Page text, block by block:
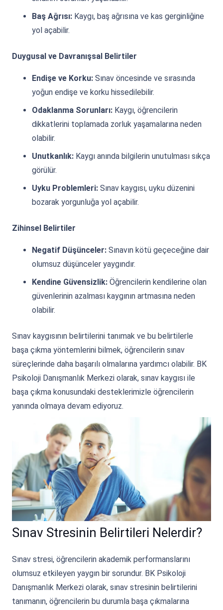
Baş Ağrısı: Kaygı, baş ağrısına ve kas gerginliğine
yol açabilir.
Duygusal ve Davranışsal Belirtiler
Endişe ve Korku: Sınav öncesinde ve sırasında
yoğun endişe ve korku hissedilebilir.
Odaklanma Sorunları: Kaygı, öğrencilerin
dikkatlerini toplamada zorluk yaşamalarına neden
olabilir.
Unutkanlık: Kaygı anında bilgilerin unutulması sıkça
görülür.
Uyku Problemleri: Sınav kaygısı, uyku düzenini
bozarak yorgunluğa yol açabilir.
Zihinsel Belirtiler
Negatif Düşünceler: Sınavın kötü geçeceğine dair
olumsuz düşünceler yaygındır.
Kendine Güvensizlik: Öğrencilerin kendilerine olan
güvenlerinin azalması kaygının artmasına neden
olabilir.
Sınav kaygısının belirtilerini tanımak ve bu belirtilerle
başa çıkma yöntemlerini bilmek, öğrencilerin sınav
süreçlerinde daha başarılı olmalarına yardımcı olabilir. BK
Psikoloji Danışmanlık Merkezi olarak, sınav kaygısı ile
başa çıkma konusundaki desteklerimizle öğrencilerin
yanında olmaya devam ediyoruz.
Sınav Stresinin Belirtileri Nelerdir?
Sınav stresi, öğrencilerin akademik performanslarını
olumsuz etkileyen yaygın bir sorundur. BK Psikoloji
Danışmanlık Merkezi olarak, sınav stresinin belirtilerini
tanımanın, öğrencilerin bu durumla başa çıkmalarına